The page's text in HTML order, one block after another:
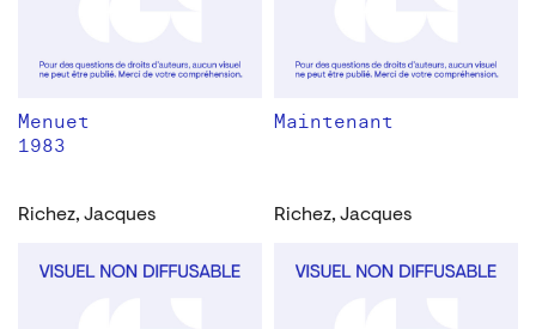
Menuet
1983
Maintenant
Richez, Jacques Richez, Jacques